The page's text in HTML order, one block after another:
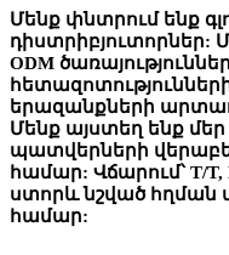
Մենք փնտրում ենք
դիստրիբյուտորներ:
ODM
երազանքների
Մենք այստեղ ենք
պատվերների
համար: Վճարում՝ T/T,
ստորև նշված հղման
համար: